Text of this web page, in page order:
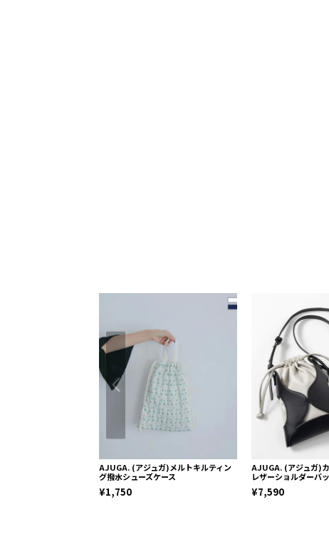
AJUGA. (アジュガ)メルトキルティン
グ撥水シューズケース
¥1,750
AJUGA. (アジュガ)
レザーショルダーバ
¥7,590